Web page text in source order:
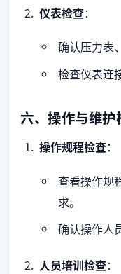
仪表检查：
确认压力表
检查仪表连
六、操作与维护
操作规程检查：
查看操作规
求。
确认操作人
人员培训检查：